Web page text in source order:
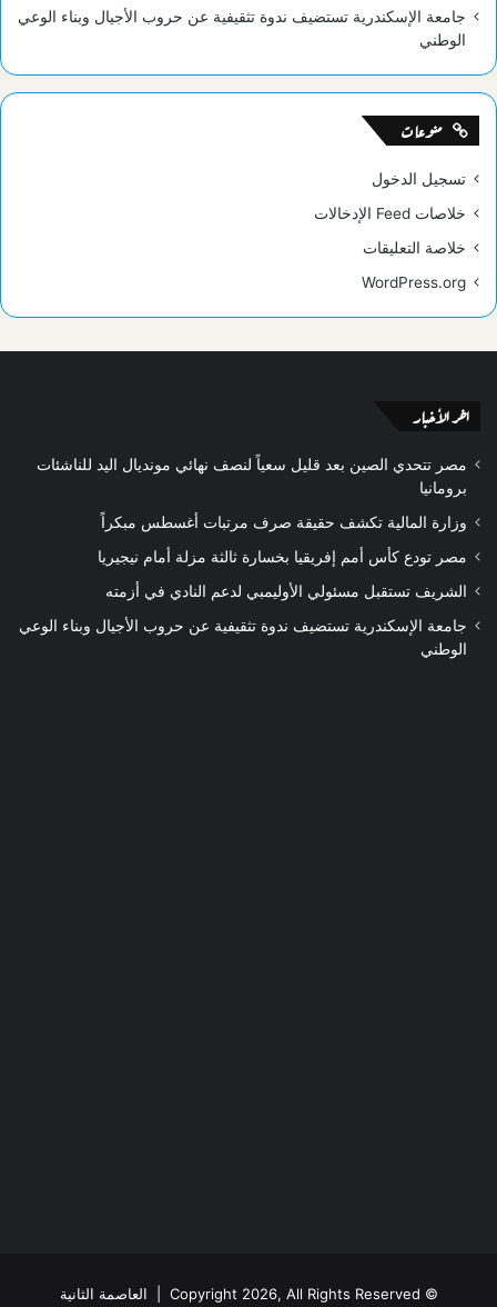
جامعة الإسكندرية تستضيف ندوة تثقيفية عن حروب الأجيال وبناء الوعي
الوطني
منوعات
تسجيل الدخول
خلاصات Feed الإدخالات
خلاصة التعليقات
WordPress.org
اخر الأخبار
مصر تتحدي الصين بعد قليل سعياً لنصف نهائي مونديال اليد للناشئات
برومانيا
وزارة المالية تكشف حقيقة صرف مرتبات أغسطس مبكراً
مصر تودع كأس أمم إفريقيا بخسارة ثالثة مزلة أمام نيجيريا
الشريف تستقبل مسئولي الأوليمبي لدعم النادي في أزمته
جامعة الإسكندرية تستضيف ندوة تثقيفية عن حروب الأجيال وبناء الوعي
الوطني
© Copyright 2026, All Rights Reserved | العاصمة الثانية